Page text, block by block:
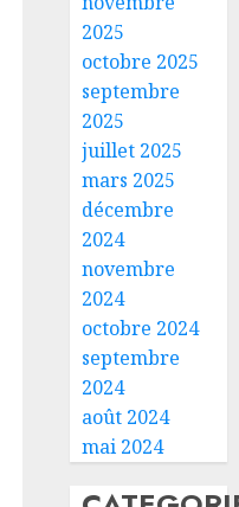
2025
octobre 2025
septembre
2025
juillet 2025
mars 2025
décembre
2024
novembre
2024
octobre 2024
septembre
2024
août 2024
mai 2024